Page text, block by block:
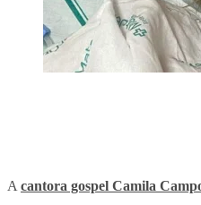
A cantora gospel Camila